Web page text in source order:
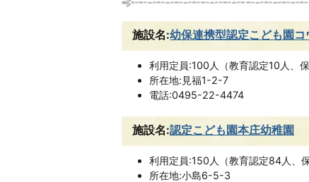
施設名:幼保連携型認定こども園
利用定員:100人（教育認定10人、
所在地:見福1-2-7
電話:0495-22-4474
施設名:認定こども園本庄幼稚園
利用定員:150人（教育認定84人、
所在地:小島6-5-3